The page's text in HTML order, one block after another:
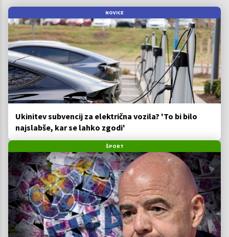
NOVICE
Ukinitev subvencij za električna vozila? 'To bi bilo
najslabše, kar se lahko zgodi'
ŠPORT